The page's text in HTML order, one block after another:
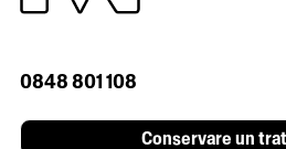
0848 801 108
Conservare un